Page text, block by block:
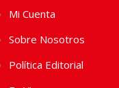
Mi Cuenta
Sobre Nosotros
Política Editorial